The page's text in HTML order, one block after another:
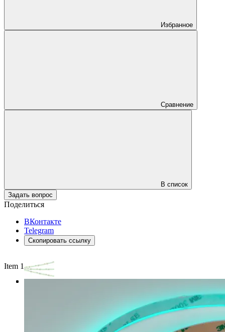
Избранное
Сравнение
В список
Задать вопрос
Поделиться
ВКонтакте
Telegram
Скопировать ссылку
Item 1 of 3